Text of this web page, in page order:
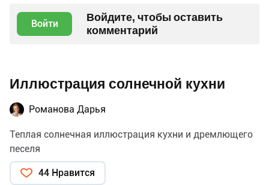
Войти
Войдите, чтобы оставить
комментарий
Иллюстрация солнечной кухни
Романова Дарья
Теплая солнечная иллюстрация кухни и дремлющего
песеля
44 Нравится